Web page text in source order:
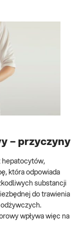
– przyczyny
hepatocytów,
która odpowiada
substancji
do trawienia
odżywczych.
wpływa więc na